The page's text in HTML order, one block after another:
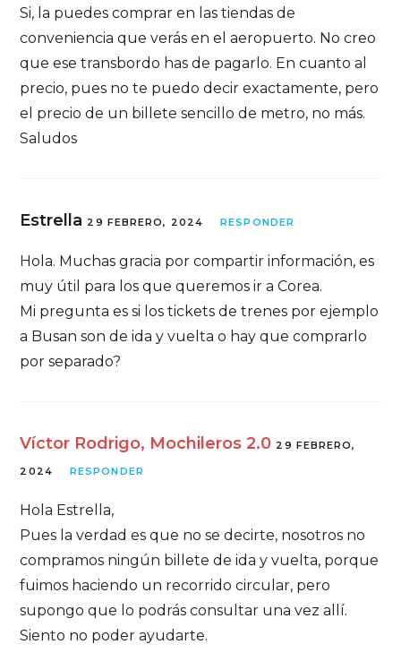
Si, la puedes comprar en las tiendas de
conveniencia que verás en el aeropuerto. No creo
que ese transbordo has de pagarlo. En cuanto al
precio, pues no te puedo decir exactamente, pero
el precio de un billete sencillo de metro, no más.
Saludos
Estrella 29 FEBRERO, 2024 RESPONDER
Hola. Muchas gracia por compartir información, es
muy útil para los que queremos ir a Corea.
Mi pregunta es si los tickets de trenes por ejemplo
a Busan son de ida y vuelta o hay que comprarlo
por separado?
Víctor Rodrigo, Mochileros 2.0 29 FEBRERO,
2024 RESPONDER
Hola Estrella,
Pues la verdad es que no se decirte, nosotros no
compramos ningún billete de ida y vuelta, porque
fuimos haciendo un recorrido circular, pero
supongo que lo podrás consultar una vez allí.
Siento no poder ayudarte.